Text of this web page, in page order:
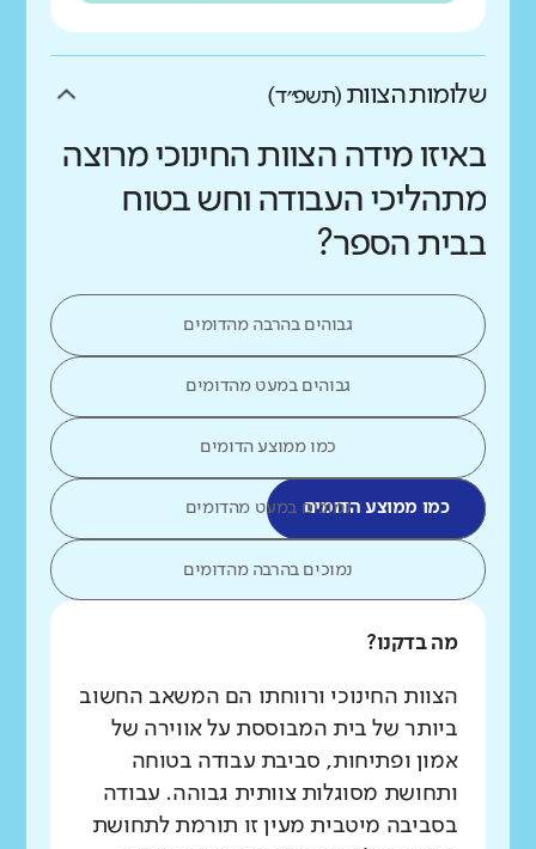
שלומות הצוות (תשפ״ד)
באיזו מידה הצוות החינוכי מרוצה
מתהליכי העבודה וחש בטוח
בבית הספר?
גבוהים בהרבה מהדומים
גבוהים במעט מהדומים
כמו ממוצע הדומים
כמו ממוצע הדומיםנמוכים במעט מהדומים
נמוכים בהרבה מהדומים
מה בדקנו?
הצוות החינוכי ורווחתו הם המשאב החשוב
ביותר של בית המבוססת על אווירה של
אמון ופתיחות, סביבת עבודה בטוחה
ותחושת מסוגלות צוותית גבוהה. עבודה
בסביבה מיטבית מעין זו תורמת לתחושת